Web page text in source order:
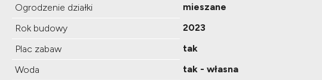
Ogrodzenie działki
mieszane
Rok budowy
2023
Plac zabaw
tak
Woda
tak - własna